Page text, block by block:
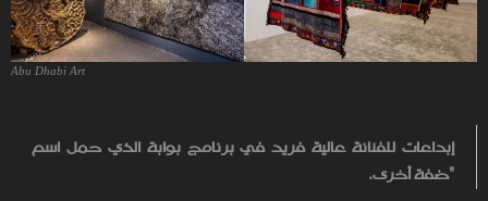
Abu Dhabi Art
إبداعات للفنانة عالية فريد في برنامج بوابة الذي حمل اسم
"ضفة أخرى.